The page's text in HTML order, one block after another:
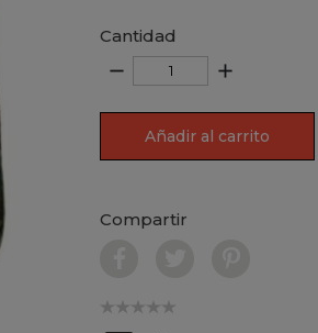
Cantidad
remove add
Añadir al carrito
Compartir